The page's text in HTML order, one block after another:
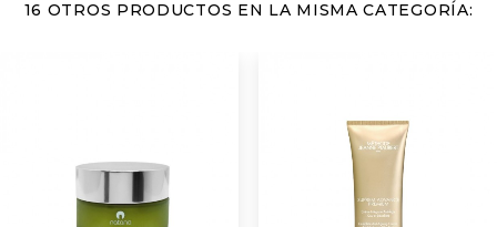
16 OTROS PRODUCTOS EN LA MISMA CATEGORÍA: